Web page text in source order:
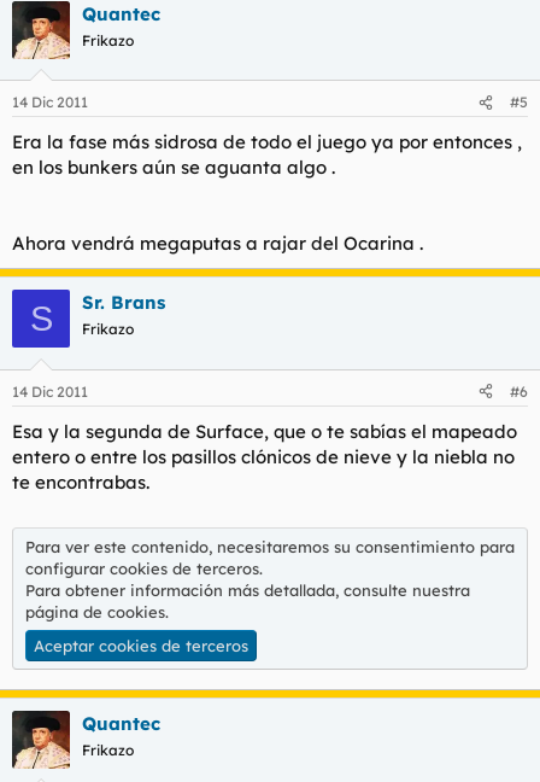
Quantec
Frikazo
14 Dic 2011 #5
Era la fase más sidrosa de todo el juego ya por entonces ,
en los bunkers aún se aguanta algo .
Ahora vendrá megaputas a rajar del Ocarina .
S Sr. Brans
Frikazo
14 Dic 2011 #6
Esa y la segunda de Surface, que o te sabías el mapeado
entero o entre los pasillos clónicos de nieve y la niebla no
te encontrabas.
Para ver este contenido, necesitaremos su consentimiento para
configurar cookies de terceros.
Para obtener información más detallada, consulte nuestra
página de cookies.
Aceptar cookies de terceros
Quantec
Frikazo